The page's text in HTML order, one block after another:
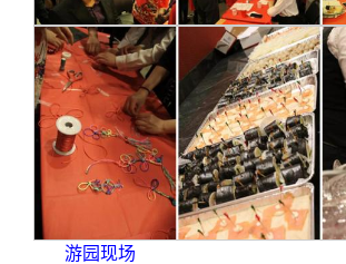
游园现场